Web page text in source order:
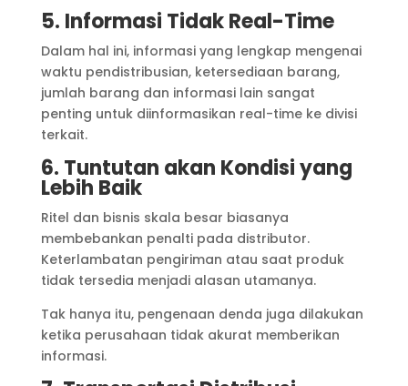
5. Informasi Tidak Real-Time
Dalam hal ini, informasi yang lengkap mengenai
waktu pendistribusian, ketersediaan barang,
jumlah barang dan informasi lain sangat
penting untuk diinformasikan real-time ke divisi
terkait.
6. Tuntutan akan Kondisi yang
Lebih Baik
Ritel dan bisnis skala besar biasanya
membebankan penalti pada distributor.
Keterlambatan pengiriman atau saat produk
tidak tersedia menjadi alasan utamanya.
Tak hanya itu, pengenaan denda juga dilakukan
ketika perusahaan tidak akurat memberikan
informasi.